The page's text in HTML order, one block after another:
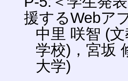
援するWebア
中里 咲智 (
学校)，宮坂
大学)